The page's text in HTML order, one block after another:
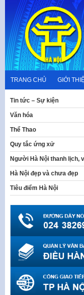
content
TRANG CHỦ GIỚI
Tin tức – Sự kiện
Văn hóa
Thể Thao
Quy tắc ứng xử
Người Hà Nội thanh lịch,
Hà Nội đẹp và chưa đẹp
Tiêu điểm Hà Nội